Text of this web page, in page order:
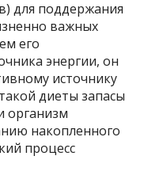
для поддержания
важных
его
энергии, он
источнику
диеты запасы
организм
накопленного
процесс